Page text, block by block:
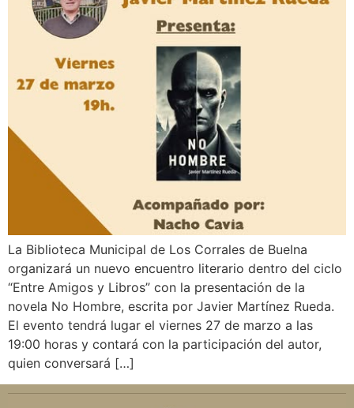
La Biblioteca Municipal de Los Corrales de Buelna
organizará un nuevo encuentro literario dentro del ciclo
“Entre Amigos y Libros” con la presentación de la
novela No Hombre, escrita por Javier Martínez Rueda.
El evento tendrá lugar el viernes 27 de marzo a las
19:00 horas y contará con la participación del autor,
quien conversará […]